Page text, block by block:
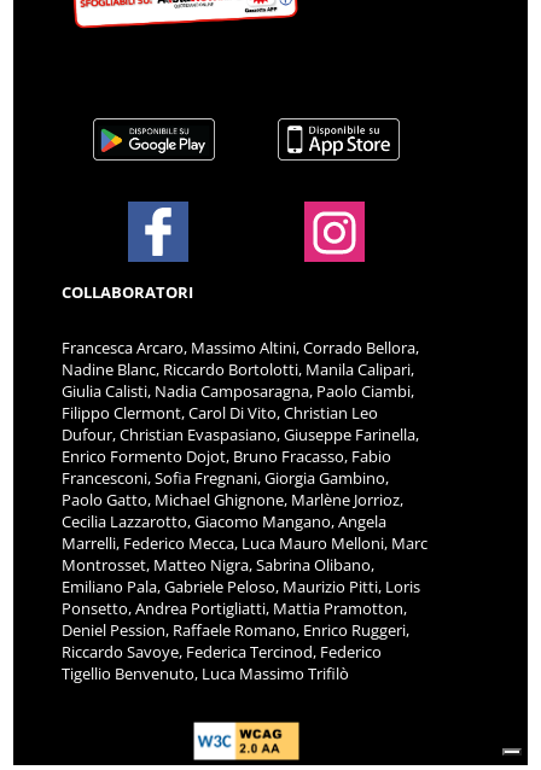
COLLABORATORI
Francesca Arcaro, Massimo Altini, Corrado Bellora,
Nadine Blanc, Riccardo Bortolotti, Manila Calipari,
Giulia Calisti, Nadia Camposaragna, Paolo Ciambi,
Filippo Clermont, Carol Di Vito, Christian Leo
Dufour, Christian Evaspasiano, Giuseppe Farinella,
Enrico Formento Dojot, Bruno Fracasso, Fabio
Francesconi, Sofia Fregnani, Giorgia Gambino,
Paolo Gatto, Michael Ghignone, Marlène Jorrioz,
Cecilia Lazzarotto, Giacomo Mangano, Angela
Marrelli, Federico Mecca, Luca Mauro Melloni, Marc
Montrosset, Matteo Nigra, Sabrina Olibano,
Emiliano Pala, Gabriele Peloso, Maurizio Pitti, Loris
Ponsetto, Andrea Portigliatti, Mattia Pramotton,
Deniel Pession, Raffaele Romano, Enrico Ruggeri,
Riccardo Savoye, Federica Tercinod, Federico
Tigellio Benvenuto, Luca Massimo Trifilò